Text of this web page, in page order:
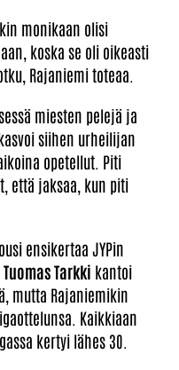
monikaan olisi
koska se oli oikeasti
Rajaniemi toteaa.
miesten pelejä ja
siihen urheilijan
opetellut. Piti
että jaksaa, kun piti
ensikertaa JYPin
Tuomas Tarkki kantoi
mutta Rajaniemikin
Kaikkiaan
kertyi lähes 30.